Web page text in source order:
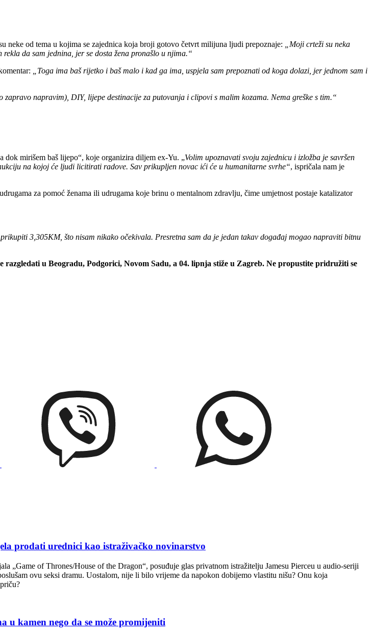
neke od tema u kojima se zajednica koja broji gotovo četvrt milijuna ljudi prepoznaje:
„Moji crteži su neka
da sam jednina, jer se dosta žena pronašlo u njima.“
„Toga ima baš rijetko i baš malo i kad ga ima, uspjela sam prepoznati od koga dolazi, jer jednom sam i
zapravo napravim), DIY, lijepe destinacije za putovanja i clipovi s malim kozama. Nema greške s tim.“
mirišem baš lijepo“, koje organizira diljem ex-Yu. „Volim upoznavati svoju zajednicu i izložba je savršen
na kojoj će ljudi licitirati radove. Sav prikupljen novac ići će u humanitarne svrhe“, ispričala nam je
za pomoć ženama ili udrugama koje brinu o mentalnom zdravlju, čime umjetnost postaje katalizator
3,305KM, što nisam nikako očekivala. Presretna sam da je jedan takav događaj mogao napraviti bitnu
u Beogradu, Podgorici, Novom Sadu, a 04. lipnja stiže u Zagreb. Ne propustite pridružiti se
prodati urednici kao istraživačko novinarstvo
of Thrones/House of the Dragon“, posuđuje glas privatnom istražitelju Jamesu Pierceu u audio-seriji
ovu seksi dramu. Uostalom, nije li bilo vrijeme da napokon dobijemo vlastitu nišu? Onu koja
kamen nego da se može promijeniti